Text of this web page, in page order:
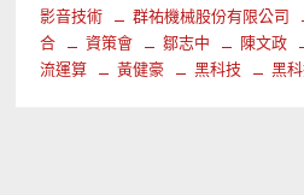
影音技術
群祐機械股份有限公司
合
資策會 鄒志中 陳文政
流運算
黃健豪 黑科技 黑